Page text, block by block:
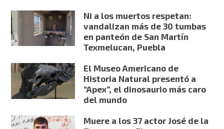
Ni a los muertos respetan:
vandalizan más de 30 tumbas
en panteón de San Martín
Texmelucan, Puebla
El Museo Americano de
Historia Natural presentó a
“Apex”, el dinosaurio más caro
del mundo
Muere a los 37 actor José de la